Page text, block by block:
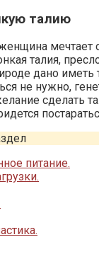
талию
мечтает
талия,
дано иметь
не нужно,
сделать
питание.